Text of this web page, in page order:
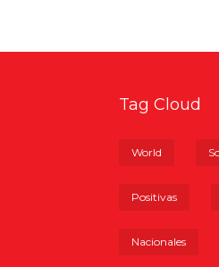
Tag Cloud
World
Positivas
Nacionales